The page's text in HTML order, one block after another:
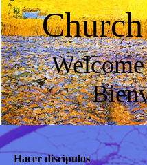
Welcome
Hacer discípulos